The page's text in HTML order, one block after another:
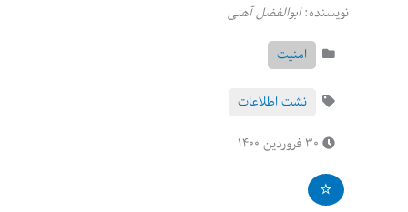
نویسنده:ابوالفضل آهنی
امنیت
نشت اطلاعات